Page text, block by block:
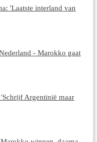
'Laatste interland van
- Marokko gaat
Argentinië maar